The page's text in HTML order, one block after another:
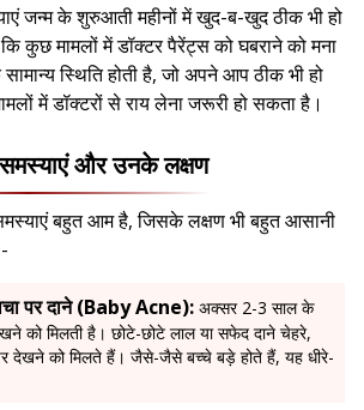
जन्म के शुरुआती महीनों में खुद-ब-खुद ठीक भी हो
कुछ मामलों में डॉक्टर पैरेंट्स को घबराने को मना
स्थिति होती है, जो अपने आप ठीक भी हो
में डॉक्टरों से राय लेना जरूरी हो सकता है।
और उनके लक्षण
बहुत आम है, जिसके लक्षण भी बहुत आसानी
पर दाने (Baby Acne): अक्सर 2-3 साल के
को मिलती है। छोटे-छोटे लाल या सफेद दाने चेहरे,
देखने को मिलते हैं। जैसे-जैसे बच्चे बड़े होते हैं, यह धीरे-